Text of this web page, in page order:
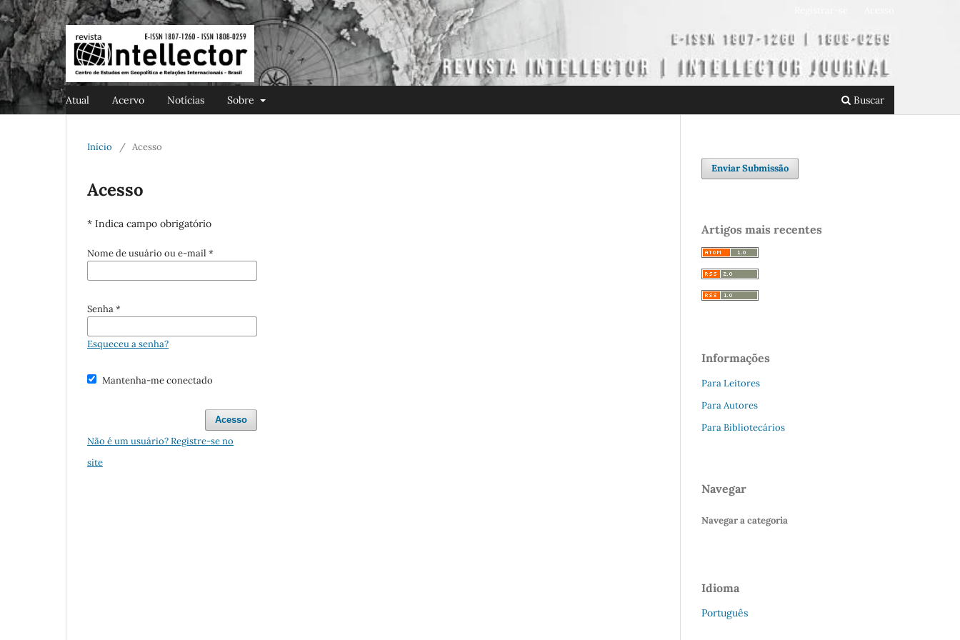
Atual Acervo Notícias Sobre Buscar
Início / Acesso
Acesso
* Indica campo obrigatório
Nome de usuário ou e-mail *
Senha*
Esqueceu a senha?
Mantenha-me conectado
Acesso
Não é um usuário? Registre-se no
site
Enviar Submissão
Artigos mais recentes
Informações
Para Leitores
Para Autores
Para Bibliotecários
Navegar
Navegar a categoria
Idioma
Português